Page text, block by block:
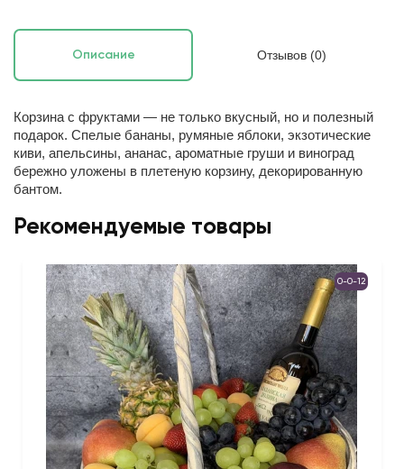
Описание Отзывов (0)
Корзина с фруктами — не только вкусный, но и полезный
подарок. Спелые бананы, румяные яблоки, экзотические
киви, апельсины, ананас, ароматные груши и виноград
бережно уложены в плетеную корзину, декорированную
бантом.
Рекомендуемые товары
0-0-12